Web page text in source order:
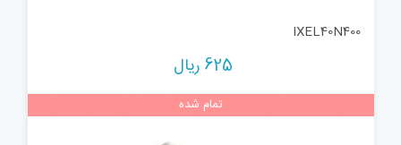
IXEL40N400
625 ریال
تمام شده